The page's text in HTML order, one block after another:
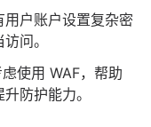
用户账户设置复杂密
问。
虑使用 WAF，帮助
防护能力。